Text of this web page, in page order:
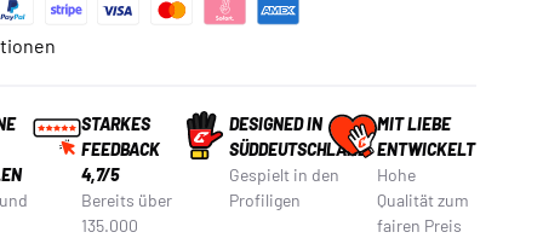
STARKES
FEEDBACK
4,7/5
Bereits über
135.000
DESIGNED IN
SÜDDEUTSCHLAND
Gespielt in den
Profiligen
MIT LIEBE
ENTWICKELT
Hohe
Qualität zum
fairen Preis